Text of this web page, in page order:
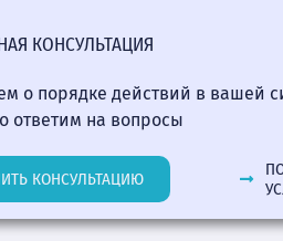
КОНСУЛЬТАЦИЯ
о порядке действий в вашей
ответим на вопросы
КОНСУЛЬТАЦИЮ